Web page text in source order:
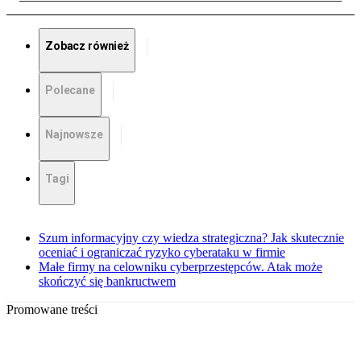
Zobacz również
Polecane
Najnowsze
Tagi
Szum informacyjny czy wiedza strategiczna? Jak skutecznie
oceniać i ograniczać ryzyko cyberataku w firmie
Małe firmy na celowniku cyberprzestępców. Atak może
skończyć się bankructwem
Promowane treści